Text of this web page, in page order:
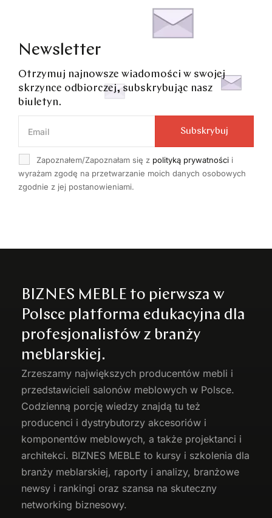
Newsletter
Otrzymuj najnowsze wiadomości w swojej
skrzynce odbiorczej, subskrybując nasz
biuletyn.
Zapoznałem/Zapoznałam się z polityką prywatności i
wyrażam zgodę na przetwarzanie moich danych osobowych
zgodnie z jej postanowieniami.
Subskrybuj
BIZNES MEBLE to pierwsza w
Polsce platforma edukacyjna dla
profesjonalistów z branży
meblarskiej.
Zrzeszamy największych producentów mebli i
przedstawicieli salonów meblowych w Polsce.
Codzienną porcję wiedzy znajdą tu też
producenci i dystrybutorzy akcesoriów i
komponentów meblowych, a także projektanci i
architekci. BIZNES MEBLE to kursy i szkolenia dla
branży meblarskiej, raporty i analizy, branżowe
newsy i rankingi oraz szansa na skuteczny
networking biznesowy.